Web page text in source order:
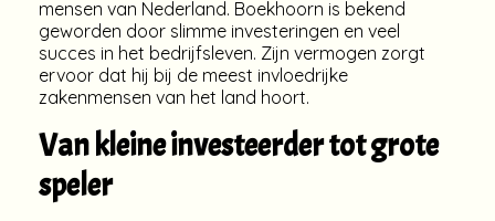
mensen van Nederland. Boekhoorn is bekend
geworden door slimme investeringen en veel
succes in het bedrijfsleven. Zijn vermogen zorgt
ervoor dat hij bij de meest invloedrijke
zakenmensen van het land hoort.
Van kleine investeerder tot grote
speler